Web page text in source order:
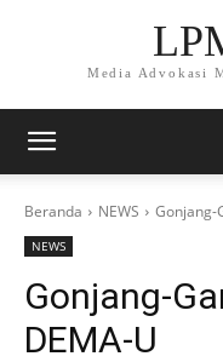
Media Advokasi
Beranda NEWS Gonjang-
NEWS
Gonjang-
DEMA-U